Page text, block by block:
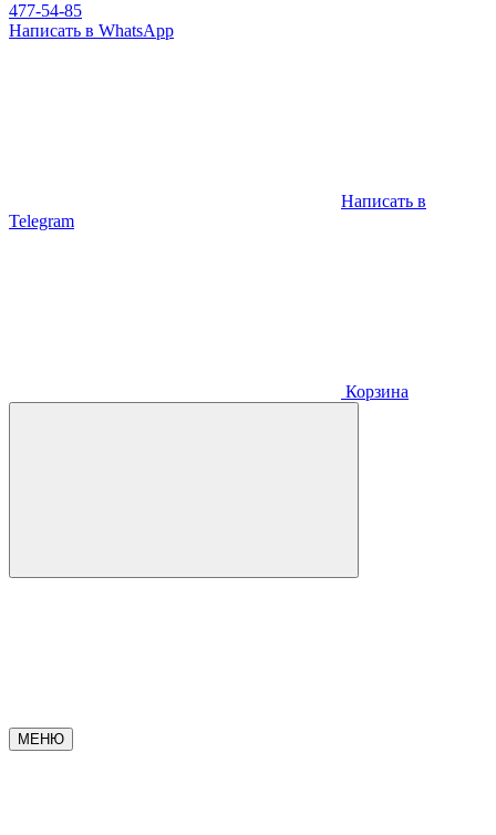
477-54-85
Написать в WhatsApp
Написать в
Telegram
Корзина
МЕНЮ